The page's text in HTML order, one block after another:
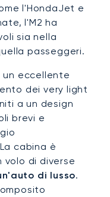
l'HondaJet e
l'M2 ha
sia nella
passeggeri.
un eccellente
dei very light
a un design
brevi e
cabina è
volo di diverse
di lusso.